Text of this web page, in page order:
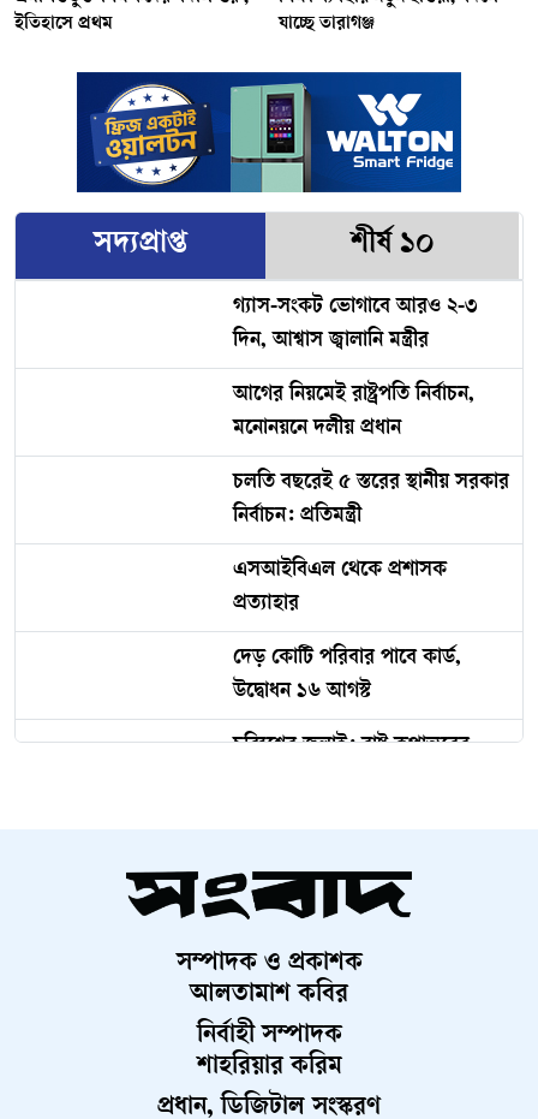
মিজানুর
এমপিওভুক্ত শিক্ষকদের বদলি শুরু,
ইতিহাসে প্রথম
শিক্ষা ব্যবস্থায় নতুন হাওয়া, বদলে
যাচ্ছে তারাগঞ্জ
সদ্যপ্রাপ্ত শীর্ষ ১০
গ্যাস-সংকট ভোগাবে আরও ২-৩
দিন, আশ্বাস জ্বালানি মন্ত্রীর
আগের নিয়মেই রাষ্ট্রপতি নির্বাচন,
মনোনয়নে দলীয় প্রধান
চলতি বছরেই ৫ স্তরের স্থানীয় সরকার
নির্বাচন: প্রতিমন্ত্রী
দেড় কোটি পরিবার পাবে কার্ড,
উদ্বোধন ১৬ আগস্ট
চব্বিশের জুলাই: রাষ্ট্র রূপান্তরের
যুগসন্ধি
চলচ্চিত্র প্রযোজক-পরিবেশক সমিতির
নির্বাচন স্থগিত